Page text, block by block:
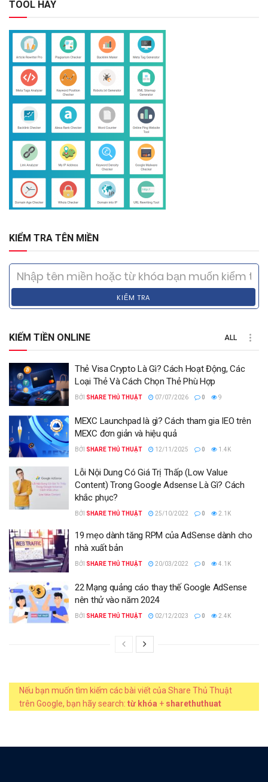
TOOL HAY
KIỂM TRA TÊN MIỀN
KIỂM TRA
KIẾM TIỀN ONLINE ALL
Thẻ Visa Crypto Là Gì? Cách Hoạt Động, Các
Loại Thẻ Và Cách Chọn Thẻ Phù Hợp
BỞI SHARE THỦ THUẬT 07/07/2026 0 9
MEXC Launchpad là gì? Cách tham gia IEO trên
MEXC đơn giản và hiệu quả
BỞI SHARE THỦ THUẬT 12/11/2025 0 1.4K
Lỗi Nội Dung Có Giá Trị Thấp (Low Value
Content) Trong Google Adsense Là Gì? Cách
khắc phục?
BỞI SHARE THỦ THUẬT 25/10/2022 0 2.1K
19 mẹo dành tăng RPM của AdSense dành cho
nhà xuất bản
BỞI SHARE THỦ THUẬT 20/03/2022 0 4.1K
22 Mạng quảng cáo thay thế Google AdSense
nên thử vào năm 2024
BỞI SHARE THỦ THUẬT 02/12/2023 0 2.4K
Nếu bạn muốn tìm kiếm các bài viết của Share Thủ Thuật
trên Google, bạn hãy search: từ khóa + sharethuthuat